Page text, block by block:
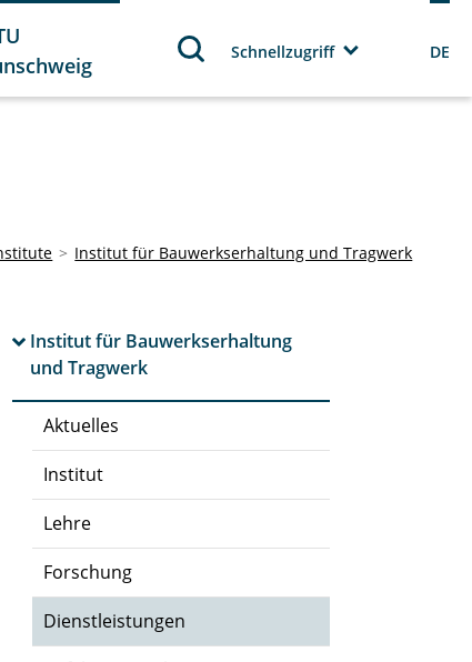
Schnellzugriff DE
Institut für Bauwerkserhaltung und Tragwerk
Institut für Bauwerkserhaltung
und Tragwerk
Aktuelles
Institut
Lehre
Forschung
Dienstleistungen